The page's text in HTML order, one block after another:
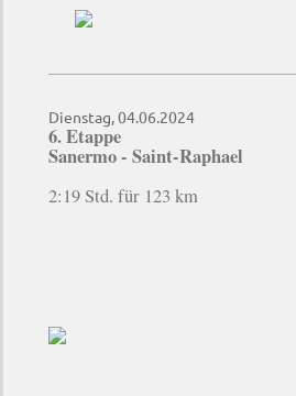
Dienstag, 04.06.2024
6. Etappe
Sanermo - Saint-Raphael
2:19 Std. für 123 km